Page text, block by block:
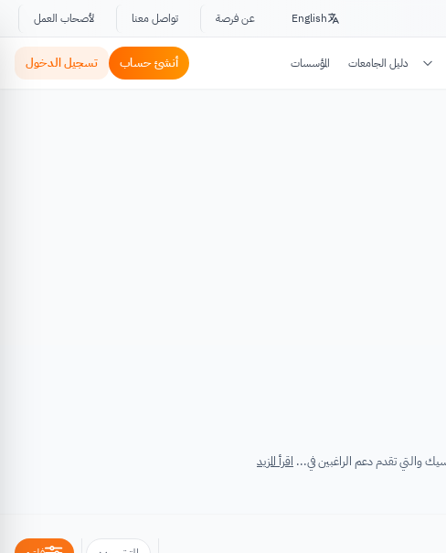
English عن فرصة تواصل معنا لأصحاب العمل
دليل الجامعات المؤسسات أنشئ حساب تسجيل الدخول
اقرأ المزيد